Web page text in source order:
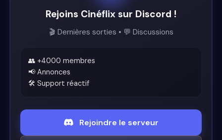
Cinéflix
Support
Conditions d'utilisation
Rejoins Cinéflix sur Discord !
🎬 Dernières sorties • 💬 Discussions
👥 +4000 membres
📢 Annonces
🛠️ Support réactif
Rejoindre le serveur